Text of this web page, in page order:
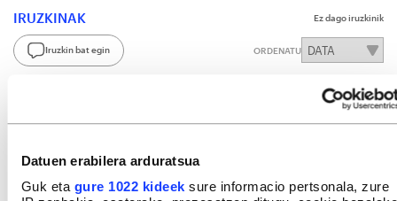
Datuen erabilera arduratsua
Guk eta gure 1022 kideek sure informacio pertsonala, zure
IRUZKINAK Ez dago iruzkinik
Iruzkin bat egin ORDENATU